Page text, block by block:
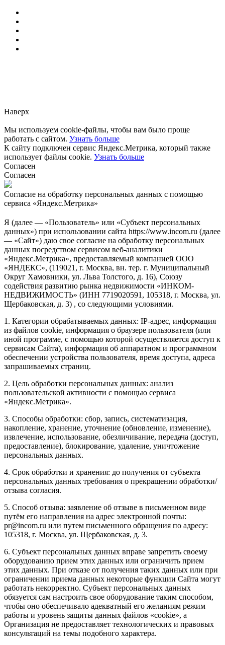
Наверх
Мы используем cookie-файлы, чтобы вам было проще
работать с сайтом. Узнать больше
К сайту подключен сервис Яндекс.Метрика, который также
использует файлы cookie. Узнать больше
Согласен
Согласен
Согласие на обработку персональных данных с помощью
сервиса «Яндекс.Метрика»
Я (далее — «Пользователь» или «Субъект персональных
данных») при использовании сайта https://www.incom.ru (далее
— «Сайт») даю свое согласие на обработку персональных
данных посредством сервисом веб-аналитики
«Яндекс.Метрика», предоставляемый компанией ООО
«ЯНДЕКС», (119021, г. Москва, вн. тер. г. Муниципальный
Округ Хамовники, ул. Льва Толстого, д. 16), Союзу
содействия развитию рынка недвижимости «ИНКОМ-
НЕДВИЖИМОСТЬ» (ИНН 7719020591, 105318, г. Москва, ул.
Щербаковская, д. 3) , со следующими условиями.
1. Категории обрабатываемых данных: IP-адрес, информация
из файлов cookie, информация о браузере пользователя (или
иной программе, с помощью которой осуществляется доступ к
сервисам Сайта), информация об аппаратном и программном
обеспечении устройства пользователя, время доступа, адреса
запрашиваемых страниц.
2. Цель обработки персональных данных: анализ
пользовательской активности с помощью сервиса
«Яндекс.Метрика».
3. Способы обработки: сбор, запись, систематизация,
накопление, хранение, уточнение (обновление, изменение),
извлечение, использование, обезличивание, передача (доступ,
предоставление), блокирование, удаление, уничтожение
персональных данных.
4. Срок обработки и хранения: до получения от субъекта
персональных данных требования о прекращении обработки/
отзыва согласия.
5. Способ отзыва: заявление об отзыве в письменном виде
путём его направления на адрес электронной почты:
pr@incom.ru или путем письменного обращения по адресу:
105318, г. Москва, ул. Щербаковская, д. 3.
6. Субъект персональных данных вправе запретить своему
оборудованию прием этих данных или ограничить прием
этих данных. При отказе от получения таких данных или при
ограничении приема данных некоторые функции Сайта могут
работать некорректно. Субъект персональных данных
обязуется сам настроить свое оборудование таким способом,
чтобы оно обеспечивало адекватный его желаниям режим
работы и уровень защиты данных файлов «cookie», а
Организация не предоставляет технологических и правовых
консультаций на темы подобного характера.